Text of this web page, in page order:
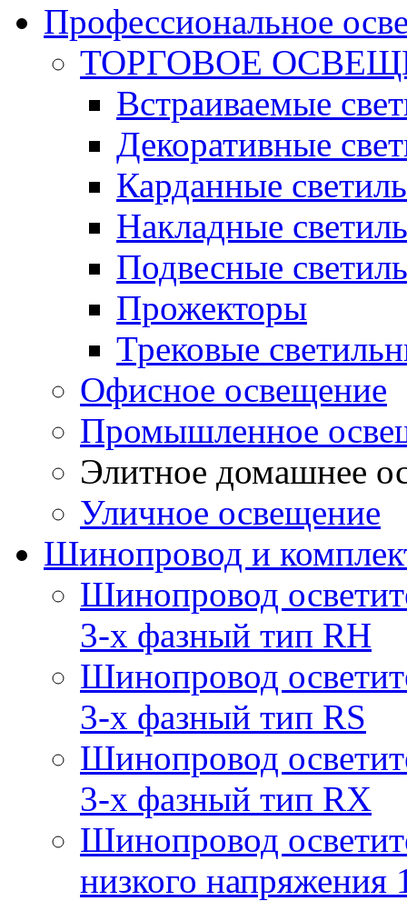
Профессиональное
ТОРГОВОЕ
Встраиваемые
Декоративные
Карданные
Накладные
Подвесные
Прожекторы
Трековые
Офисное освещение
Промышленное
Элитное домашнее
Уличное освещение
Шинопровод и
Шинопровод
3-х фазный тип RH
Шинопровод
3-х фазный тип RS
Шинопровод
3-х фазный тип RX
Шинопровод
низкого напряжения